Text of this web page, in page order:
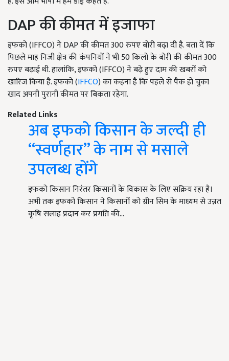
DAP की कीमत में इजाफा
इफको (IFFCO) ने DAP की कीमत 300 रुपए बोरी बढ़ा दी है. बता दें कि
पिछले माह निजी क्षेत्र की कंपनियों ने भी 50 किलो के बोरी की कीमत 300
रुपए बढ़ाई थी. हालांकि, इफको (IFFCO) ने बढ़े हुए दाम की खबरों को
खारिज किया है. इफको (IFFCO) का कहना है कि पहले से पैक हो चुका
खाद अपनी पुरानी कीमत पर बिकता रहेगा.
Related Links
अब इफको किसान के जल्दी ही
“स्वर्णहार” के नाम से मसाले
उपलब्ध होंगे
इफको किसान निरंतर किसानों के विकास के लिए सक्रिय रहा है।
अभी तक इफको किसान ने किसानों को ग्रीन सिम के माध्यम से उन्नत
कृषि सलाह प्रदान कर प्रगति की…